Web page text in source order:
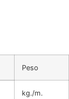
Peso
kg./m.